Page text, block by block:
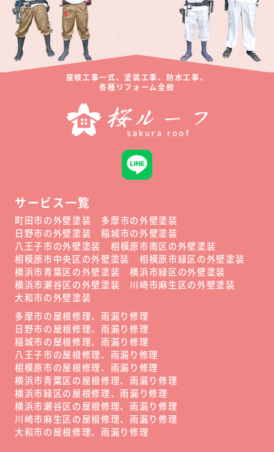
屋根工事一式、塗装工事、防水工事、
各種リフォーム全般
サービス一覧
町田市の外壁塗装
多摩市の外壁塗装
日野市の外壁塗装
稲城市の外壁塗装
八王子市の外壁塗装
相模原市南区の外壁塗装
相模原市中央区の外壁塗装
相模原市緑区の外壁塗装
横浜市青葉区の外壁塗装
横浜市緑区の外壁塗装
横浜市瀬谷区の外壁塗装
川崎市麻生区の外壁塗装
大和市の外壁塗装
多摩市の屋根修理、雨漏り修理
日野市の屋根修理、雨漏り修理
稲城市の屋根修理、雨漏り修理
八王子市の屋根修理、雨漏り修理
相模原市の屋根修理、雨漏り修理
横浜市青葉区の屋根修理、雨漏り修理
横浜市緑区の屋根修理、雨漏り修理
横浜市瀬谷区の屋根修理、雨漏り修理
川崎市麻生区の屋根修理、雨漏り修理
大和市の屋根修理、雨漏り修理